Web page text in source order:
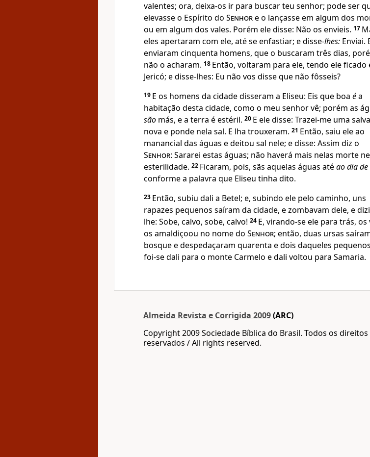
valentes; ora, deixa-os ir para buscar teu senhor; pode ser
elevasse o Espírito do Senhore o lançasse em algum dos
ou em algum dos vales. Porém ele disse: Não os envieis. 17
eles apertaram com ele, até se enfastiar; e disse-lhes: Enviai.
enviaram cinquenta homens, que o buscaram três dias,
não o acharam. 18 Então, voltaram para ele, tendo ele ficado
Jericó; e disse-lhes: Eu não vos disse que não fôsseis?
19 E os homens da cidade disseram a Eliseu: Eis que boa éa
habitação desta cidade, como o meu senhor vê; porém as
são más, e a terra é estéril. 20 E ele disse: Trazei-me uma salva
nova e ponde nela sal. E lha trouxeram. 21 Então, saiu ele ao
manancial das águas e deitou sal nele; e disse: Assim diz o
Senhor: Sararei estas águas; não haverá mais nelas morte
esterilidade. 22 Ficaram, pois, sãs aquelas águas atéao dia de
conforme a palavra que Eliseu tinha dito.
23 Então, subiu dali a Betel; e, subindo ele pelo caminho, uns
rapazes pequenos saíram da cidade, e zombavam dele, e
lhe: Sobe, calvo, sobe, calvo! 24 E, virando-se ele para trás, os
os amaldiçoou no nome do Senhor; então, duas ursas
bosque e despedaçaram quarenta e dois daqueles
foi-se dali para o monte Carmelo e dali voltou para Samaria.
Almeida Revista e Corrigida 2009(ARC)
Copyright 2009 Sociedade Bíblica do Brasil. Todos os direitos
reservados / All rights reserved.